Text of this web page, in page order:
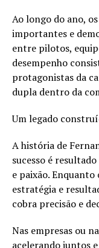
Ao longo do ano,
importantes e
entre pilotos,
desempenho
protagonistas da
dupla dentro da
Um legado
A história de
sucesso é
e paixão.
estratégia e
cobra precisão e
Nas empresas ou
acelerando juntos